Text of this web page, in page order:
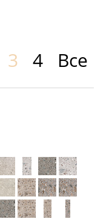
3 4 Все